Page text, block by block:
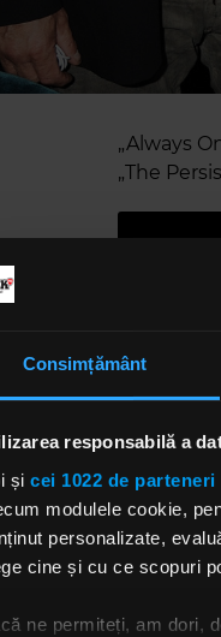
Consimțământ
responsabilă a
și cei 1022 de
modulele cookie,
personalizate,
cine și cu ce scopuri
ne permiteți, am dori,
„Always
„The
„The
01. Rage
02.
03.